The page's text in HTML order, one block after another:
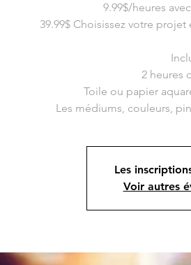
9.99$/heures
39.99$ Choisissez votre
2 heures
Toile ou papier
Les
Voir autres